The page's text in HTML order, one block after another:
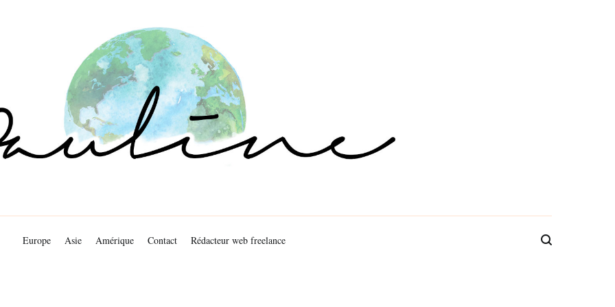
Europe
Asie Amérique Contact Rédacteur web freelance